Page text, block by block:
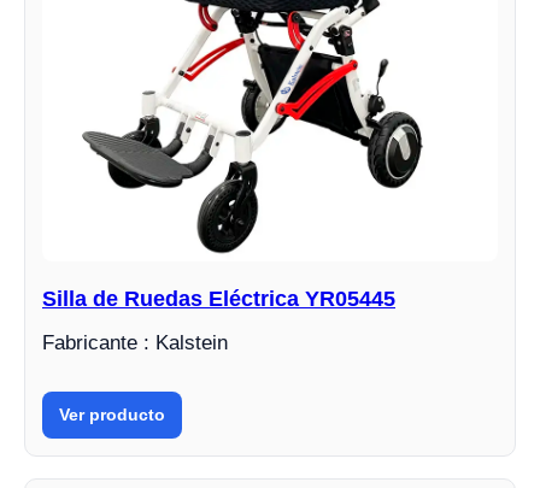
Silla de Ruedas Eléctrica YR05445
Fabricante : Kalstein
Ver producto